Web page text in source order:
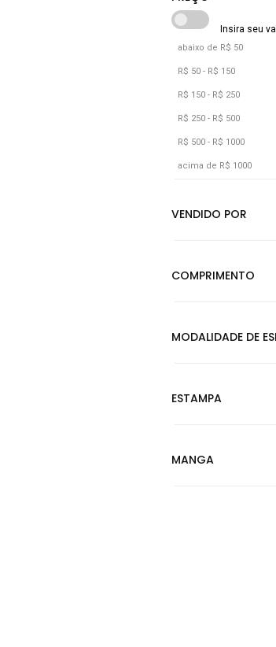
Listrado
Marrom
Multicolorido
Preto
Rosa
Verde
Verde Oliva
abaixo de R$ 50
R$ 50 - R$ 150
R$ 150 - R$ 250
R$ 250 - R$ 500
R$ 500 - R$ 1000
acima de R$ 1000